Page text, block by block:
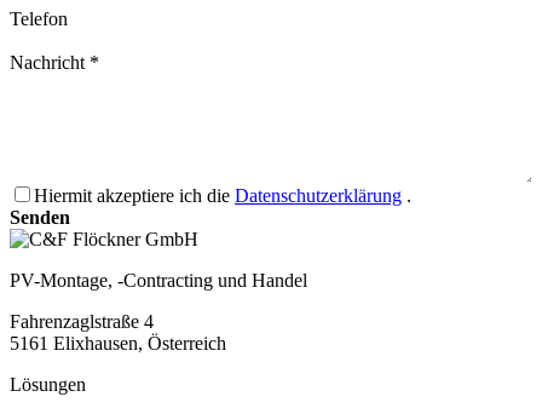
Telefon
Nachricht *
Hiermit akzeptiere ich die Datenschutzerklärung .
Senden
PV-Montage, -Contracting und Handel
Fahrenzaglstraße 4
5161 Elixhausen, Österreich
Lösungen